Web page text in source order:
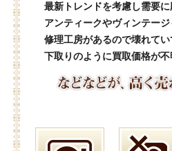
最新トレンドを考慮し需要に
アンティークやヴィンテージ
修理工房があるので壊れてい
下取りのように買取価格が不